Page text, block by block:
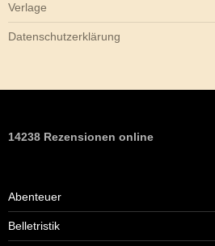
Verlage
Datenschutzerklärung
14238 Rezensionen online
Abenteuer
Belletristik